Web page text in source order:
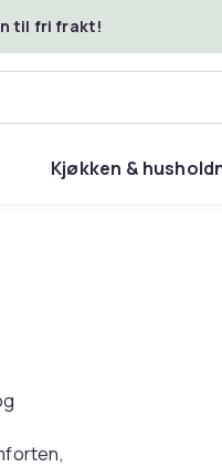
til fri frakt!
Kjøkken &